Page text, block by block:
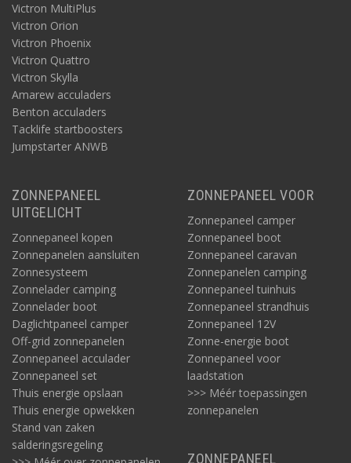
Victron MultiPlus
Victron Orion
Victron Phoenix
Victron Quattro
Victron Skylla
Amarew acculaders
Benton acculaders
Tacklife startboosters
Jumpstarter ANWB
ZONNEPANEEL
UITGELICHT
Zonnepaneel kopen
Zonnepanelen aansluiten
Zonnesysteem
Zonnelader camping
Zonnelader boot
Daglichtpaneel camper
Off-grid zonnepanelen
Zonnepaneel acculader
Zonnepaneel set
Thuis energie opslaan
Thuis energie opwekken
Stand van zaken
salderingsregeling
ZONNEPANEEL VOOR
Zonnepaneel camper
Zonnepaneel boot
Zonnepaneel caravan
Zonnepanelen camping
Zonnepaneel tuinhuis
Zonnepaneel strandhuis
Zonnepaneel 12V
Zonne-energie boot
Zonnepaneel voor
laadstation
>>> Méér toepassingen
zonnepanelen
ZONNEPANEEL